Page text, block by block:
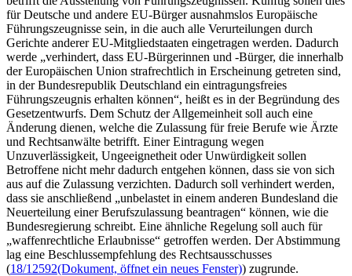
für Deutsche und andere EU-Bürger ausnahmslos Europäische
Führungszeugnisse sein, in die auch alle Verurteilungen durch
Gerichte anderer EU-Mitgliedstaaten eingetragen werden. Dadurch
werde „verhindert, dass EU-Bürgerinnen und -Bürger, die innerhalb
der Europäischen Union strafrechtlich in Erscheinung getreten sind,
in der Bundesrepublik Deutschland ein eintragungsfreies
Führungszeugnis erhalten können“, heißt es in der Begründung des
Gesetzentwurfs. Dem Schutz der Allgemeinheit soll auch eine
Änderung dienen, welche die Zulassung für freie Berufe wie Ärzte
und Rechtsanwälte betrifft. Einer Eintragung wegen
Unzuverlässigkeit, Ungeeignetheit oder Unwürdigkeit sollen
Betroffene nicht mehr dadurch entgehen können, dass sie von sich
aus auf die Zulassung verzichten. Dadurch soll verhindert werden,
dass sie anschließend „unbelastet in einem anderen Bundesland die
Neuerteilung einer Berufszulassung beantragen“ können, wie die
Bundesregierung schreibt. Eine ähnliche Regelung soll auch für
„waffenrechtliche Erlaubnisse“ getroffen werden. Der Abstimmung
lag eine Beschlussempfehlung des Rechtsausschusses
(18/12592(Dokument, öffnet ein neues Fenster)) zugrunde.